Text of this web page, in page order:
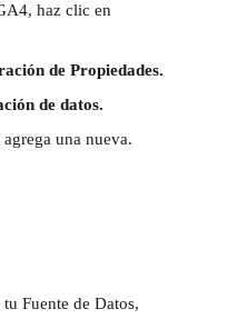
haz clic en
de Propiedades.
de datos.
agrega una nueva.
Fuente de Datos,